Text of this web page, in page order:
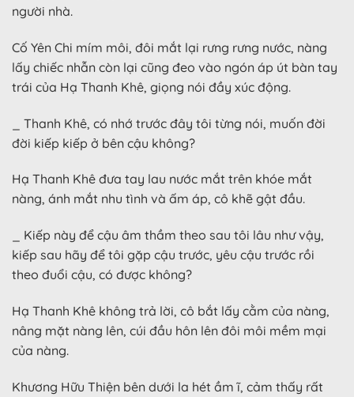
người nhà.
Cố Yên Chi mím môi, đôi mắt lại rưng rưng nước, nàng
lấy chiếc nhẫn còn lại cũng đeo vào ngón áp út bàn tay
trái của Hạ Thanh Khê, giọng nói đầy xúc động.
_ Thanh Khê, có nhớ trước đây tôi từng nói, muốn đời
đời kiếp kiếp ở bên cậu không?
Hạ Thanh Khê đưa tay lau nước mắt trên khóe mắt
nàng, ánh mắt nhu tình và ấm áp, cô khẽ gật đầu.
_ Kiếp này để cậu âm thầm theo sau tôi lâu như vậy,
kiếp sau hãy để tôi gặp cậu trước, yêu cậu trước rồi
theo đuổi cậu, có được không?
Hạ Thanh Khê không trả lời, cô bắt lấy cằm của nàng,
nâng mặt nàng lên, cúi đầu hôn lên đôi môi mềm mại
của nàng.
Khương Hữu Thiện bên dưới la hét ầm ĩ, cảm thấy rất